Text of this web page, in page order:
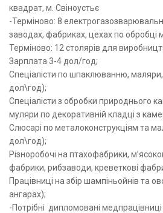
квадрат, м. Свіноустьє
-Терміново: 8
заводах, фабриках, цехах по обробці
Терміново: 12 столярів для
Зарплата 3-4 дол/год;
Спеціалісти по шпаклюванню,
дол\год);
Спеціалісти з обробки природнього
муляри по декоративній кладці з
Слюсарі по металоконструкціям та
дол\год);
Різноробочі на птахофабрики,
фабрики, рибзаводи, креветкові
Працівниці на збір шампіньойнів та
ангарах);
-Потрібні дипломовані